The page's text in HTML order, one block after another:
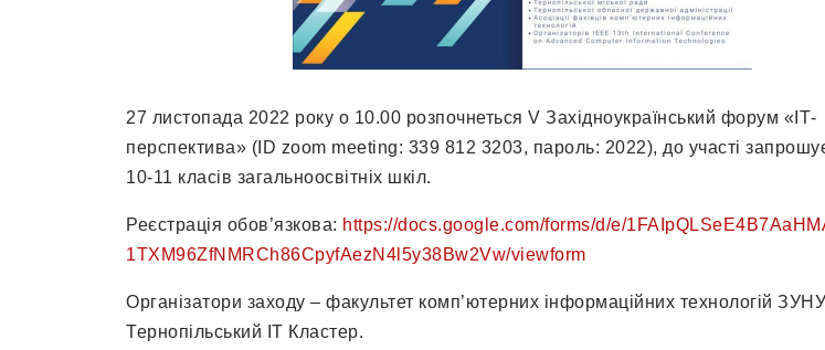
27 листопада 2022 року о 10.00 розпочнеться V Західноукраїнський форум «ІТ-
перспектива» (ID zoom meeting: 339 812 3203, пароль: 2022), до участі
10-11 класів загальноосвітніх шкіл.
Реєстрація обов’язкова: https://docs.google.com/forms/d/e/
1TXM96ZfNMRCh86CpyfAezN4l5y38Bw2Vw/viewform
Організатори заходу – факультет комп’ютерних інформаційних технологій
Тернопільський ІТ Кластер.